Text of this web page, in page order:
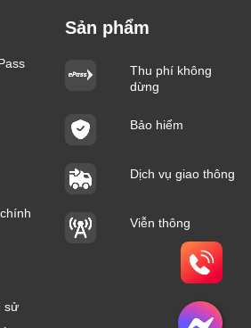
sử
Sản phẩm
Thu phí không
dừng
Bảo hiểm
Dịch vụ giao thông
Viễn thông